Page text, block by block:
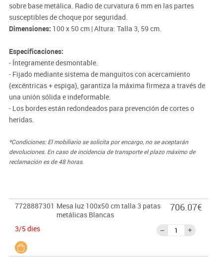
sobre base metálica. Radio de curvatura 6 mm en las partes
susceptibles de choque por seguridad.
Dimensiones: 100 x 50 cm | Altura: Talla 3, 59 cm.
Especificaciones:
- Íntegramente desmontable.
- Fijado mediante sistema de manguitos con acercamiento
(excéntricas + espiga), garantiza la máxima firmeza a través de
una unión sólida e indeformable.
- Los bordes están redondeados para prevención de cortes o
heridas.
*Condiciones: El mobiliario se solicita por encargo, no se aceptarán
devoluciones. En caso de incidencia de transporte el plazo máximo de
reclamación es de 48 horas.
7728887301 Mesa luz 100x50 cm talla 3 patas
metálicas Blancas
3/5 dies
706.07€